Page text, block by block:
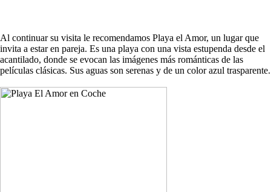
Al continuar su visita le recomendamos Playa el Amor, un lugar que
invita a estar en pareja. Es una playa con una vista estupenda desde el
acantilado, donde se evocan las imágenes más románticas de las
películas clásicas. Sus aguas son serenas y de un color azul trasparente.